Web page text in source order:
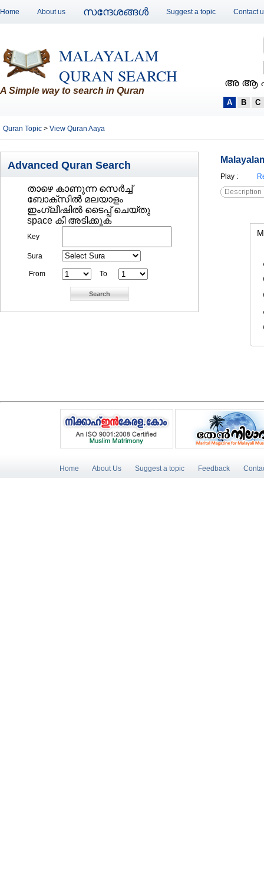
Home About us സന്ദേശങ്ങള്‍ Suggest a topic Contact
MALAYALAM
QURAN SEARCH
A Simple way to search in Quran
അ ആ
A B C
Quran Topic > View Quran Aaya
Advanced Quran Search
താഴെ കാണുന്ന സെര്‍ച്ച്‌
ബോക്സില്‍ മലയാളം
ഇംഗ്ലീഷില്‍ ടൈപ്പ് ചെയ്തു
space കീ അടിക്കുക
Key
Sura
From To
Play :
Home About Us Suggest a topic Feedback